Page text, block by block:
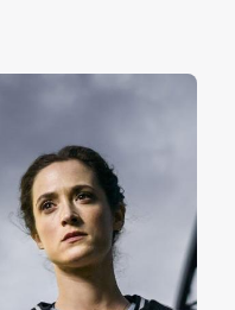
wieder aus den
überfüllten, engen
Er will abbrechen,
ihn wieder auf Kurs…